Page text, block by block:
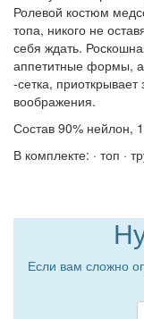
Ролевой костюм
топа, никого не
себя ждать.
аппетитные формы, а
-сетка,
воображения.
Состав 90% нейлон,
В комплекте: · топ ·
Если вам сложно